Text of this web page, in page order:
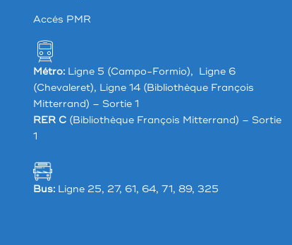
Accés PMR
Métro:Ligne 5 (Campo-Formio), Ligne 6
(Chevaleret), Ligne 14 (Bibliothèque François
Mitterrand) – Sortie 1
RER C(Bibliothèque François Mitterrand) – Sortie
1
Bus:Ligne 25, 27, 61, 64, 71, 89, 325